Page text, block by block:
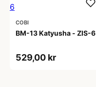
COBI
BM-13 Katyusha - ZIS-6
529,00 kr